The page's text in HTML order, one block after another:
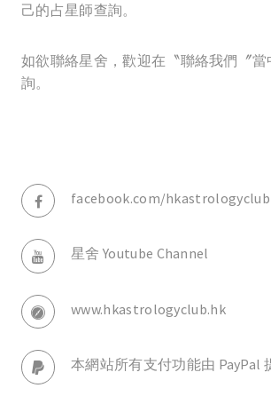
己的占星師查詢。
如欲聯絡星舍，歡迎在〝聯絡我們〞當
詢。
facebook.com/hkastrologyclub
星舍 Youtube Channel
www.hkastrologyclub.hk
本網站所有支付功能由 PayPal